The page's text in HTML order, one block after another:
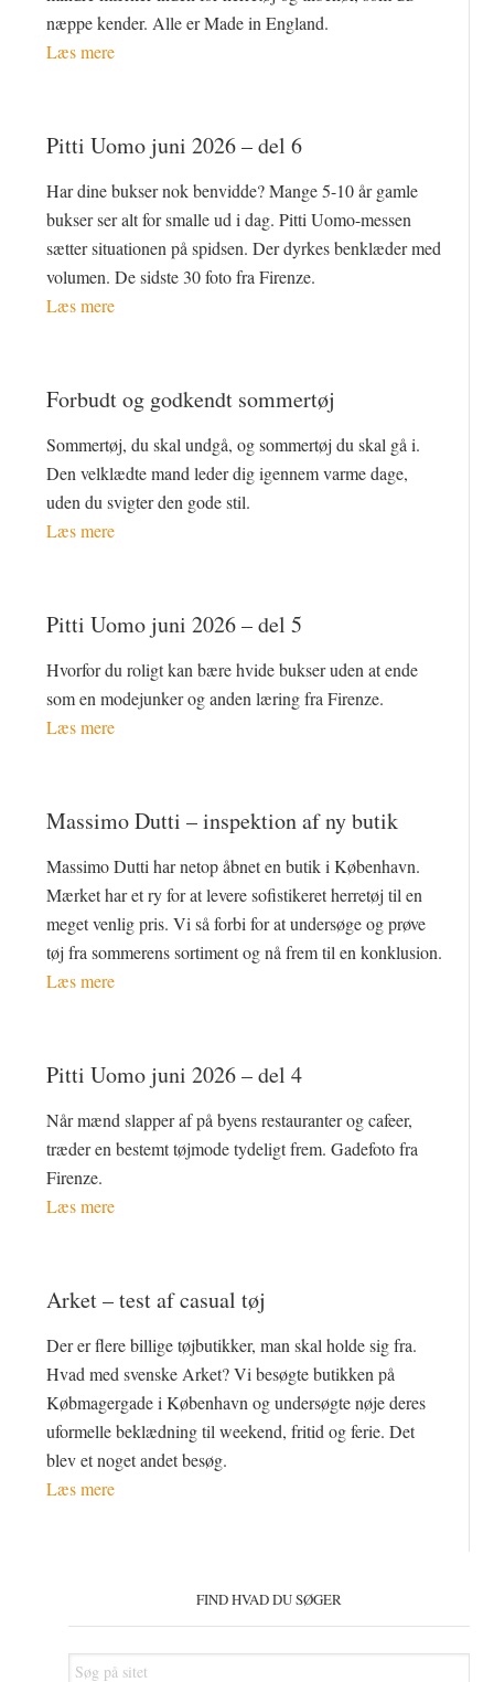
næppe kender. Alle er Made in England.
Læs mere
Pitti Uomo juni 2026 – del 6
Har dine bukser nok benvidde? Mange 5-10 år gamle
bukser ser alt for smalle ud i dag. Pitti Uomo-messen
sætter situationen på spidsen. Der dyrkes benklæder med
volumen. De sidste 30 foto fra Firenze.
Læs mere
Forbudt og godkendt sommertøj
Sommertøj, du skal undgå, og sommertøj du skal gå i.
Den velklædte mand leder dig igennem varme dage,
uden du svigter den gode stil.
Læs mere
Pitti Uomo juni 2026 – del 5
Hvorfor du roligt kan bære hvide bukser uden at ende
som en modejunker og anden læring fra Firenze.
Læs mere
Massimo Dutti – inspektion af ny butik
Massimo Dutti har netop åbnet en butik i København.
Mærket har et ry for at levere sofistikeret herretøj til en
meget venlig pris. Vi så forbi for at undersøge og prøve
tøj fra sommerens sortiment og nå frem til en konklusion.
Læs mere
Pitti Uomo juni 2026 – del 4
Når mænd slapper af på byens restauranter og cafeer,
træder en bestemt tøjmode tydeligt frem. Gadefoto fra
Firenze.
Læs mere
Arket – test af casual tøj
Der er flere billige tøjbutikker, man skal holde sig fra.
Hvad med svenske Arket? Vi besøgte butikken på
Købmagergade i København og undersøgte nøje deres
uformelle beklædning til weekend, fritid og ferie. Det
blev et noget andet besøg.
Læs mere
FIND HVAD DU SØGER
Søg